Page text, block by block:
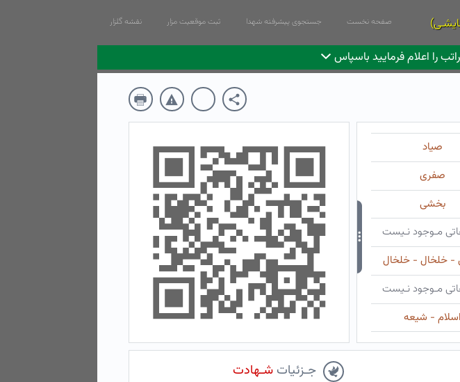
صفحه نخست جستجوی پیشرفته شهدا ثبت موقعیت مزار نقشه گلزار
را اعلام فرمایید باسپاس
صیاد
صفری
بخشی
مـوجود نـیست
- خلخال - خلخال
مـوجود نـیست
اسلام - شیعه
جـزئیاتشـهادت